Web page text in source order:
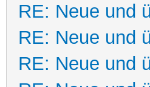
RE: Neue und
RE: Neue und
RE: Neue und